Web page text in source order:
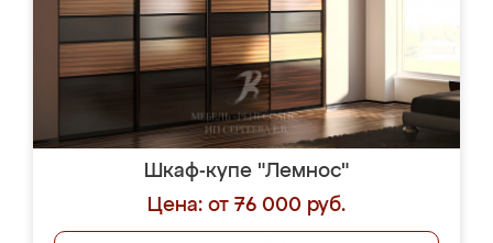
Шкаф-купе "Лемнос"
Цена: от 76 000 руб.